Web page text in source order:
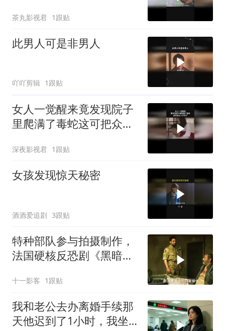
茶丸影视君 1跟贴
此男人可是非男人
吖吖剪辑 1跟贴
女人一觉醒来竟发现院子
里爬满了毒蛇这可把众人
深夜影视君 1跟贴
女孩发现惊天秘密
酒酒爱追剧 3跟贴
特种部队参与拍摄制作，
法国硬核反恐剧《黑暗之
十一影客 1跟贴
我和老公去办离婚手续那
天他迟到了1小时，我坐